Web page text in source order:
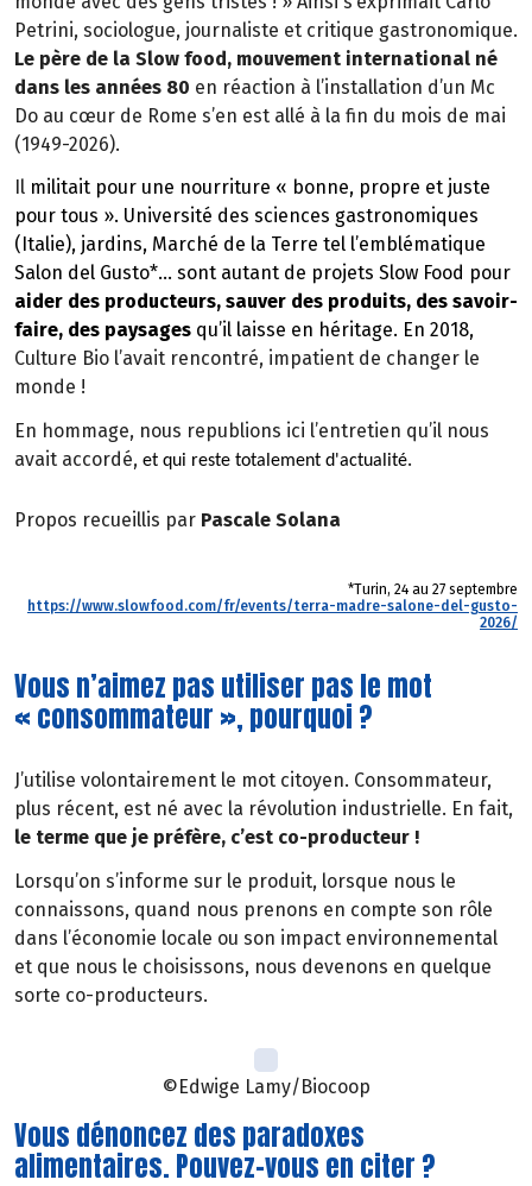
Petrini, sociologue, journaliste et critique gastronomique.
Le père de la Slow food, mouvement international né
dans les années 80 en réaction à l’installation d’un Mc
Do au cœur de Rome s’en est allé à la fin du mois de mai
(1949-2026).
Il militait pour une nourriture « bonne, propre et juste
pour tous ». Université des sciences gastronomiques
(Italie), jardins, Marché de la Terre tel l’emblématique
Salon del Gusto*… sont autant de projets Slow Food pour
aider des producteurs, sauver des produits, des savoir-
faire, des paysages qu’il laisse en héritage. En 2018,
Culture Bio l’avait rencontré, impatient de changer le
monde !
En hommage, nous republions ici l’entretien qu’il nous
avait accordé, et qui reste totalement d'actualité.
Propos recueillis par Pascale Solana
*Turin, 24 au 27 septembre
https://www.slowfood.com/fr/events/terra-madre-salone-del-gusto-
2026/
Vous n’aimez pas utiliser pas le mot
« consommateur », pourquoi ?
J’utilise volontairement le mot citoyen. Consommateur,
plus récent, est né avec la révolution industrielle. En fait,
le terme que je préfère, c’est co-producteur !
Lorsqu’on s’informe sur le produit, lorsque nous le
connaissons, quand nous prenons en compte son rôle
dans l’économie locale ou son impact environnemental
et que nous le choisissons, nous devenons en quelque
sorte co-producteurs.
©Edwige Lamy/Biocoop
Vous dénoncez des paradoxes
alimentaires. Pouvez-vous en citer ?